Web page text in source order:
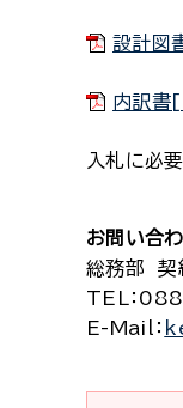
設計図
内訳書
入札に必
お問い合
総務部 契
TEL
：
E-Mail
：